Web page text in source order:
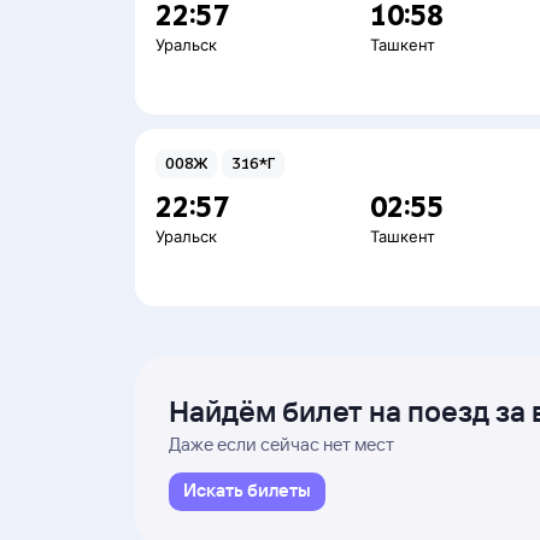
22:57
Уральск
10:58
Ташкент
008Ж 316*Г
22:57
Уральск
02:55
Ташкент
Найдём билет на поезд за
Даже если сейчас нет мест
Искать билеты